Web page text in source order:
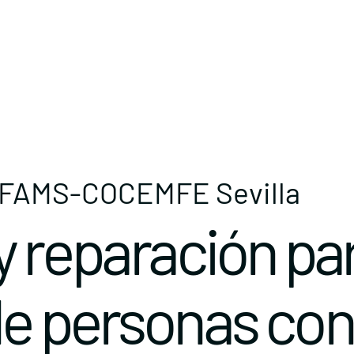
COCEMFE Sevilla
reparación
personas con